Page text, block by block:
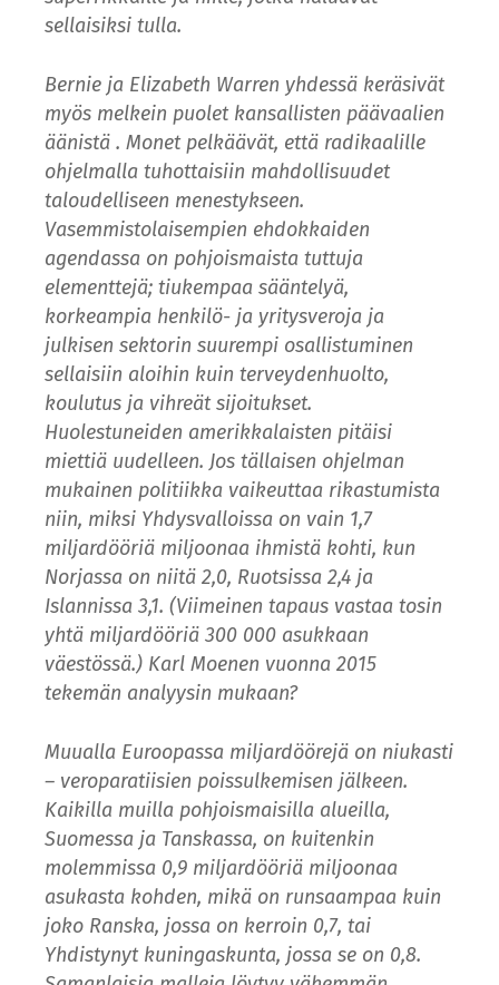
sellaisiksi tulla.
Bernie ja Elizabeth Warren yhdessä keräsivät
myös melkein puolet kansallisten päävaalien
äänistä . Monet pelkäävät, että radikaalille
ohjelmalla tuhottaisiin mahdollisuudet
taloudelliseen menestykseen.
Vasemmistolaisempien ehdokkaiden
agendassa on pohjoismaista tuttuja
elementtejä; tiukempaa sääntelyä,
korkeampia henkilö- ja yritysveroja ja
julkisen sektorin suurempi osallistuminen
sellaisiin aloihin kuin terveydenhuolto,
koulutus ja vihreät sijoitukset.
Huolestuneiden amerikkalaisten pitäisi
miettiä uudelleen. Jos tällaisen ohjelman
mukainen politiikka vaikeuttaa rikastumista
niin, miksi Yhdysvalloissa on vain 1,7
miljardööriä miljoonaa ihmistä kohti, kun
Norjassa on niitä 2,0, Ruotsissa 2,4 ja
Islannissa 3,1. (Viimeinen tapaus vastaa tosin
yhtä miljardööriä 300 000 asukkaan
väestössä.) Karl Moenen vuonna 2015
tekemän analyysin mukaan?
Muualla Euroopassa miljardöörejä on niukasti
– veroparatiisien poissulkemisen jälkeen.
Kaikilla muilla pohjoismaisilla alueilla,
Suomessa ja Tanskassa, on kuitenkin
molemmissa 0,9 miljardööriä miljoonaa
asukasta kohden, mikä on runsaampaa kuin
joko Ranska, jossa on kerroin 0,7, tai
Yhdistynyt kuningaskunta, jossa se on 0,8.